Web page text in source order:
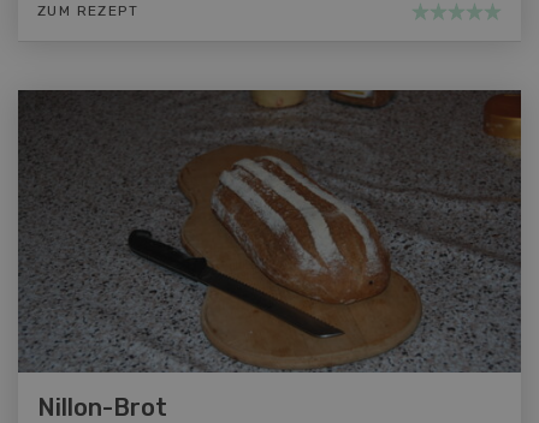
ZUM REZEPT
Nillon-Brot